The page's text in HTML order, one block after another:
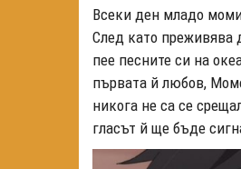
Всеки ден младо
След като преживява
пее песните си на
първата й любов,
никога не са се
гласът й ще бъде